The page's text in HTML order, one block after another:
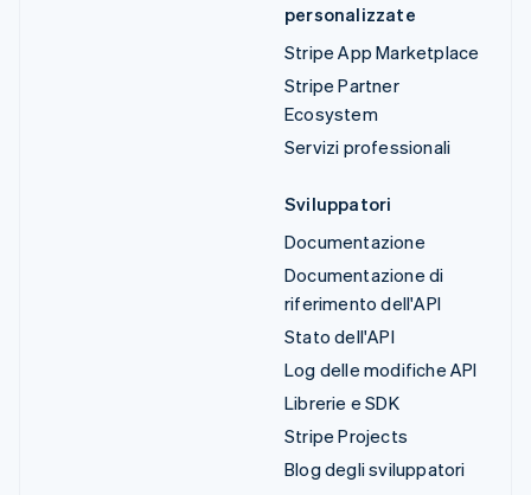
personalizzate
Stripe App Marketplace
Stripe Partner
Ecosystem
Servizi professionali
Sviluppatori
Documentazione
Documentazione di
riferimento dell'API
Stato dell'API
Log delle modifiche API
Librerie e SDK
Stripe Projects
Blog degli sviluppatori